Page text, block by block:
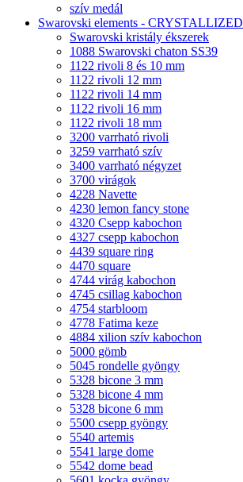
szív medál
Swarovski elements - CRYSTALLIZED
Swarovski kristály ékszerek
1088 Swarovski chaton SS39
1122 rivoli 8 és 10 mm
1122 rivoli 12 mm
1122 rivoli 14 mm
1122 rivoli 16 mm
1122 rivoli 18 mm
3200 varrható rivoli
3259 varrható szív
3400 varrható négyzet
3700 virágok
4228 Navette
4230 lemon fancy stone
4320 Csepp kabochon
4327 csepp kabochon
4439 square ring
4470 square
4744 virág kabochon
4745 csillag kabochon
4754 starbloom
4778 Fatima keze
4884 xilion szív kabochon
5000 gömb
5045 rondelle gyöngy
5328 bicone 3 mm
5328 bicone 4 mm
5328 bicone 6 mm
5500 csepp gyöngy
5540 artemis
5541 large dome
5542 dome bead